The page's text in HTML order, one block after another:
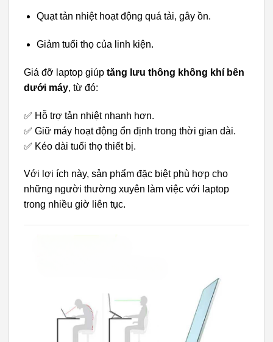
Quạt tản nhiệt hoạt động quá tải, gây ồn.
Giảm tuổi thọ của linh kiện.
Giá đỡ laptop giúp tăng lưu thông không khí bên
dưới máy, từ đó:
✅ Hỗ trợ tản nhiệt nhanh hơn.
✅ Giữ máy hoạt động ổn định trong thời gian dài.
✅ Kéo dài tuổi thọ thiết bị.
Với lợi ích này, sản phẩm đặc biệt phù hợp cho
những người thường xuyên làm việc với laptop
trong nhiều giờ liên tục.